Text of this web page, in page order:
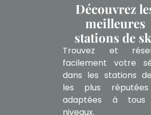
Découvrez
meilleures
stations de
Trouvez et
facilement votre
dans les stations
les plus
adaptées à tous
niveaux.